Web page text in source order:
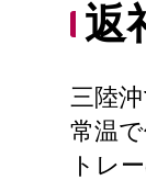
返
三陸
常温で
トレ